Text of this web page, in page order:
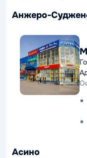
Анжеро-
Асино